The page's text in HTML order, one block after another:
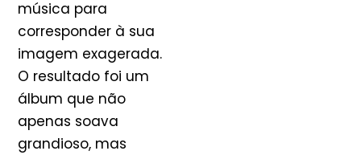
música para
corresponder à sua
imagem exagerada.
O resultado foi um
álbum que não
apenas soava
grandioso, mas